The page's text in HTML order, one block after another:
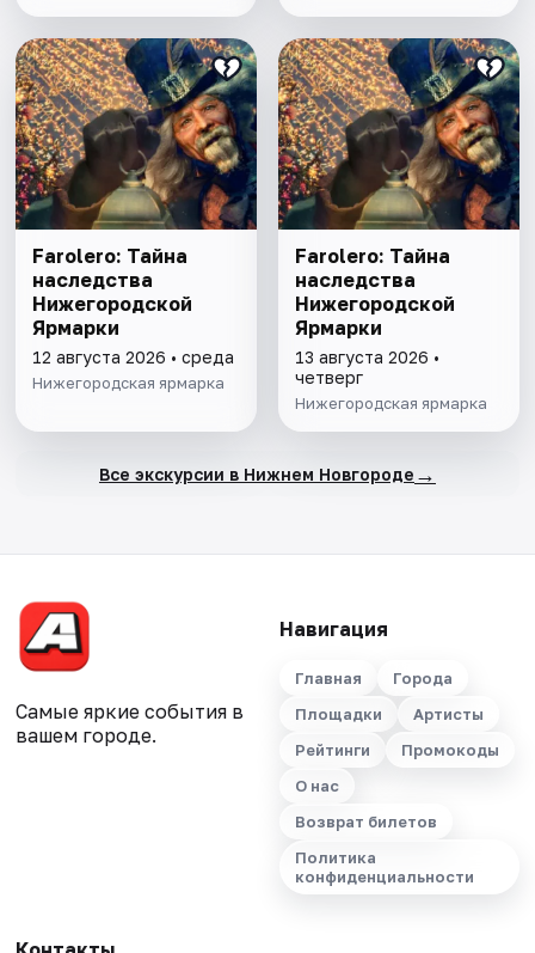
Farolero: Тайна
наследства
Нижегородской
Ярмарки
12 августа 2026 • среда
Нижегородская ярмарка
Farolero: Тайна
наследства
Нижегородской
Ярмарки
13 августа 2026 •
четверг
Нижегородская ярмарка
Все экскурсии в Нижнем Новгороде →
Самые яркие события в
вашем городе.
Навигация
Главная
Города
Площадки
Артисты
Рейтинги
Промокоды
О нас
Возврат билетов
Политика
конфиденциальности